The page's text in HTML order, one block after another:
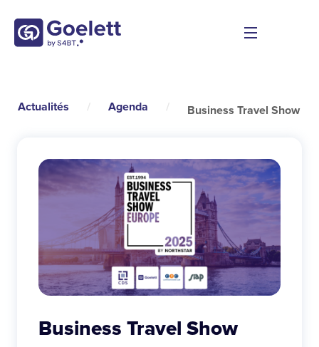
Actualités / Agenda / Business Travel Show
Business Travel Show